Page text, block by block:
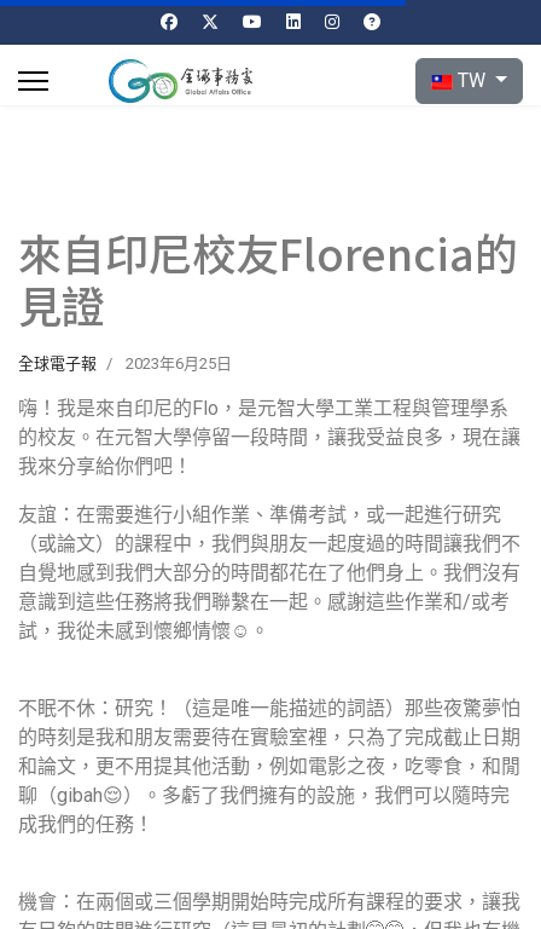
選擇你的語言
TW
來自印尼校友Florencia的
見證
全球電子報 2023年6月25日
嗨！我是來自印尼的Flo，是元智大學工業工程與管理學系
的校友。在元智大學停留一段時間，讓我受益良多，現在讓
我來分享給你們吧！
友誼：在需要進行小組作業、準備考試，或一起進行研究
（或論文）的課程中，我們與朋友一起度過的時間讓我們不
自覺地感到我們大部分的時間都花在了他們身上。我們沒有
意識到這些任務將我們聯繫在一起。感謝這些作業和/或考
試，我從未感到懷鄉情懷☺️。
不眠不休：研究！（這是唯一能描述的詞語）那些夜驚夢怕
的時刻是我和朋友需要待在實驗室裡，只為了完成截止日期
和論文，更不用提其他活動，例如電影之夜，吃零食，和閒
聊（gibah😌）。多虧了我們擁有的設施，我們可以隨時完
成我們的任務！
機會：在兩個或三個學期開始時完成所有課程的要求，讓我